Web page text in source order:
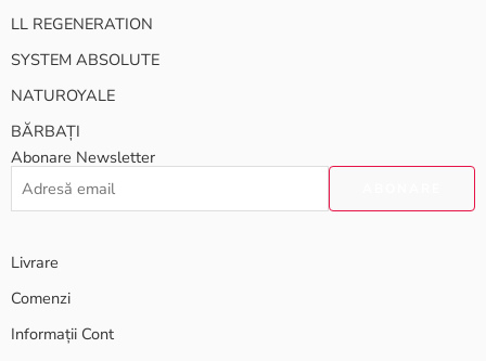
LL REGENERATION
SYSTEM ABSOLUTE
NATUROYALE
BĂRBAȚI
Abonare Newsletter
Livrare
Comenzi
Informații Cont